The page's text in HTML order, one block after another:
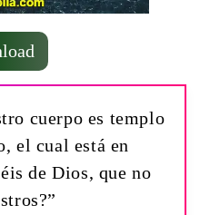
cuerpo es templo
el cual está en
de Dios, que no